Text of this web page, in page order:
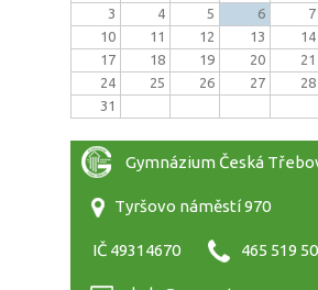
3
4 5 6 7
10
11 12 13 14
17
18 19 20 21
24
25 26 27 28
31
Gymnázium Česká
Tyršovo náměstí 970
IČ 49314670 465 519